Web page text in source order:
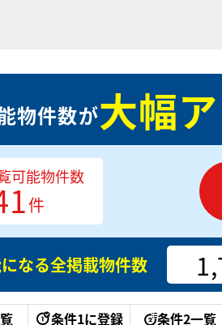
物件数が大幅
可能物件数
件
なる全掲載物件数
条件1に登録 条件2一覧